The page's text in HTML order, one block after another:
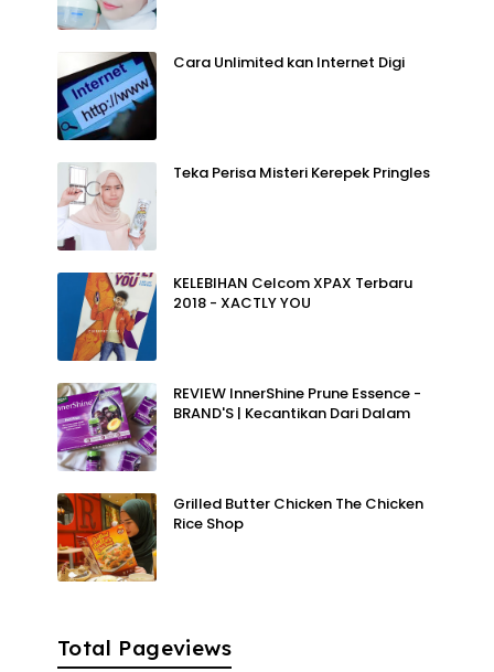
Cara Unlimited kan Internet Digi
Teka Perisa Misteri Kerepek Pringles
KELEBIHAN Celcom XPAX Terbaru
2018 - XACTLY YOU
REVIEW InnerShine Prune Essence -
BRAND'S | Kecantikan Dari Dalam
Grilled Butter Chicken The Chicken
Rice Shop
Total Pageviews